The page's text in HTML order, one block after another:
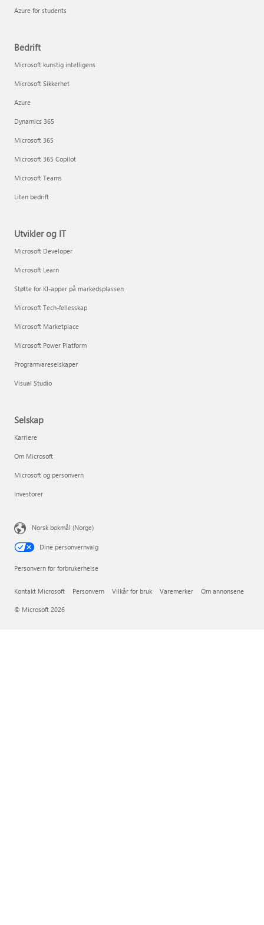
Azure for students
Bedrift
Microsoft kunstig intelligens
Microsoft Sikkerhet
Azure
Dynamics 365
Microsoft 365
Microsoft 365 Copilot
Microsoft Teams
Liten bedrift
Utvikler og IT
Microsoft Developer
Microsoft Learn
Støtte for KI-apper på markedsplassen
Microsoft Tech-fellesskap
Microsoft Marketplace
Microsoft Power Platform
Programvareselskaper
Visual Studio
Selskap
Karriere
Om Microsoft
Microsoft og personvern
Investorer
Norsk bokmål (Norge)
Dine personvernvalg
Personvern for forbrukerhelse
Kontakt Microsoft Personvern Vilkår for bruk Varemerker Om annonsene
© Microsoft 2026